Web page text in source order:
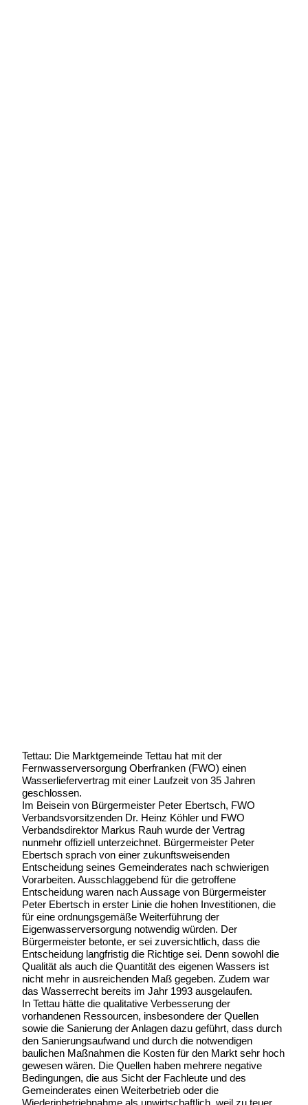
Tettau: Die Marktgemeinde Tettau hat mit der
Fernwasserversorgung Oberfranken (FWO) einen
Wasserliefervertrag mit einer Laufzeit von 35 Jahren
geschlossen.
Im Beisein von Bürgermeister Peter Ebertsch, FWO
Verbandsvorsitzenden Dr. Heinz Köhler und FWO
Verbandsdirektor Markus Rauh wurde der Vertrag
nunmehr offiziell unterzeichnet. Bürgermeister Peter
Ebertsch sprach von einer zukunftsweisenden
Entscheidung seines Gemeinderates nach schwierigen
Vorarbeiten. Ausschlaggebend für die getroffene
Entscheidung waren nach Aussage von Bürgermeister
Peter Ebertsch in erster Linie die hohen Investitionen, die
für eine ordnungsgemäße Weiterführung der
Eigenwasserversorgung notwendig würden. Der
Bürgermeister betonte, er sei zuversichtlich, dass die
Entscheidung langfristig die Richtige sei. Denn sowohl die
Qualität als auch die Quantität des eigenen Wassers ist
nicht mehr in ausreichenden Maß gegeben. Zudem war
das Wasserrecht bereits im Jahr 1993 ausgelaufen.
In Tettau hätte die qualitative Verbesserung der
vorhandenen Ressourcen, insbesondere der Quellen
sowie die Sanierung der Anlagen dazu geführt, dass durch
den Sanierungsaufwand und durch die notwendigen
baulichen Maßnahmen die Kosten für den Markt sehr hoch
gewesen wären. Die Quellen haben mehrere negative
Bedingungen, die aus Sicht der Fachleute und des
Gemeinderates einen Weiterbetrieb oder die
Wiederinbetriebnahme als unwirtschaftlich, weil zu teuer